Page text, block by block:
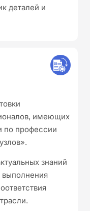
деталей и
имеющих
по профессии
знаний